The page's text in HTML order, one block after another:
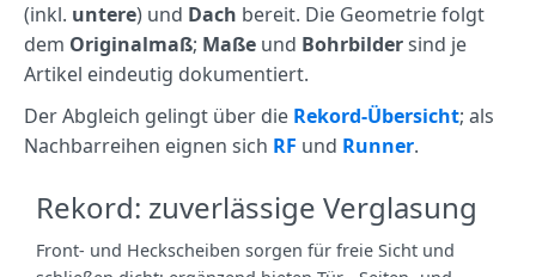
(inkl. untere) und Dach bereit. Die Geometrie folgt
dem Originalmaß; Maße und Bohrbildersind je
Artikel eindeutig dokumentiert.
Der Abgleich gelingt über die Rekord‑Übersicht; als
Nachbarreihen eignen sich RF und Runner.
Rekord: zuverlässige Verglasung
Front‑ und Heckscheiben sorgen für freie Sicht und